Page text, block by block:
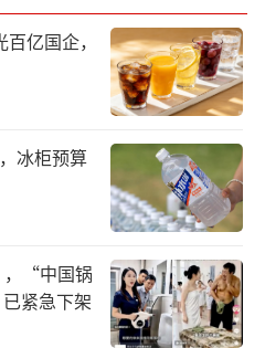
入的增长源于其2023年
一部分短期市场表现较
OATLY进入中国，把燕
向了即饮，从小众透到
日常食用产品，加速了
长，产业链得以迅速建
亿国企，
冰柜预算
，“中国锅
紧急下架